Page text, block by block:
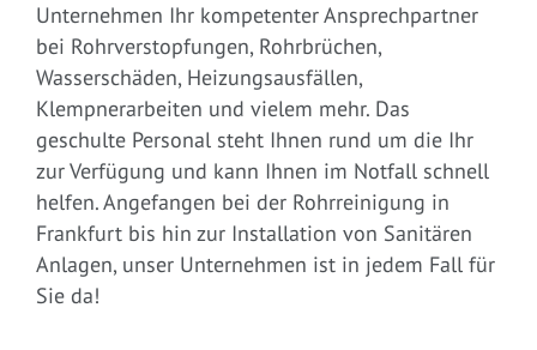
Unternehmen Ihr kompetenter Ansprechpartner
bei Rohrverstopfungen, Rohrbrüchen,
Wasserschäden, Heizungsausfällen,
Klempnerarbeiten und vielem mehr. Das
geschulte Personal steht Ihnen rund um die Ihr
zur Verfügung und kann Ihnen im Notfall schnell
helfen. Angefangen bei der Rohrreinigung in
Frankfurt bis hin zur Installation von Sanitären
Anlagen, unser Unternehmen ist in jedem Fall für
Sie da!